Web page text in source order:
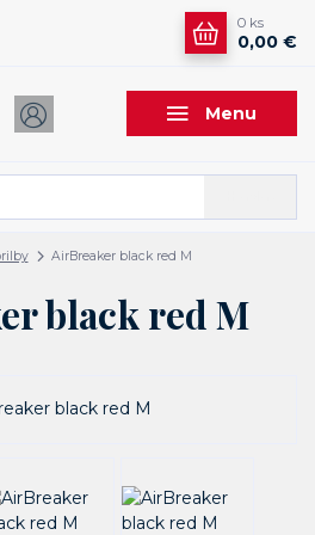
Menu
0 ks
0,00 €
AirBreaker black red M
black red M